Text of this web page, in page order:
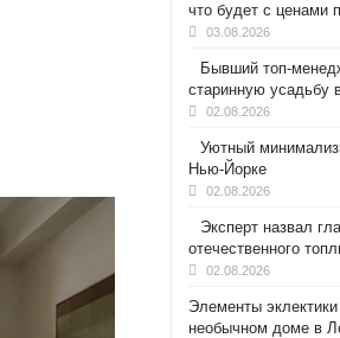
что будет с ценами
03.08.2026
Бывший топ-
старинную усадьбу
02.08.2026
Уютный
Нью-Йорке
02.08.2026
Эксперт назвал
отечественного
02.08.2026
Элементы
необычном доме в